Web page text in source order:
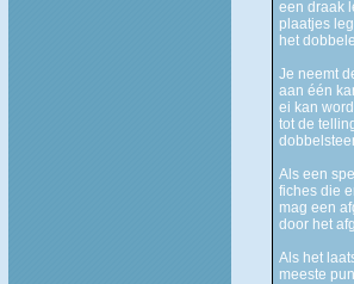
een draak
plaatjes
het
Je neemt
aan één
ei kan
tot de
Als een
fiches die
mag een
door het
Als het
meeste